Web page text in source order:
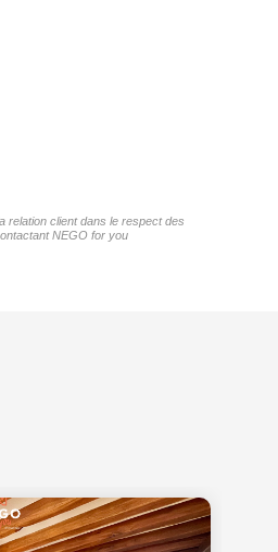
relation client dans le respect des
NEGO for you